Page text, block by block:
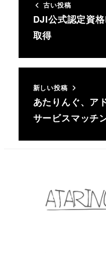
古い投稿
DJI公式認定資
取得
新しい投稿
あたりんぐ、ア
サービスマッチ